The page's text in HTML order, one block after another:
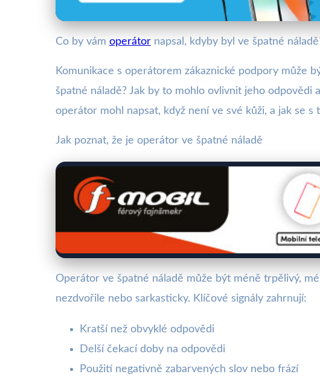
30. 7. 2025 · 4 min čtení · Autor: Vít Šimek
Co by vám operátor napsal, kdyby byl ve špatné
Komunikace s operátorem zákaznické podpory může
špatné náladě? Jak by to mohlo ovlivnit jeho odpovědi
operátor mohl napsat, když není ve své kůži, a jak se s
Jak poznat, že je operátor ve špatné náladě
Operátor ve špatné náladě může být méně trpělivý,
nezdvořile nebo sarkasticky. Klíčové signály zahrnují:
Kratší než obvyklé odpovědi
Delší čekací doby na odpovědi
Použití negativně zabarvených slov nebo frází